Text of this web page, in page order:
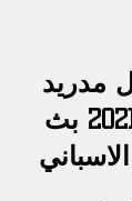
مدريد
ضد غرناطة 21-11-2021 بث